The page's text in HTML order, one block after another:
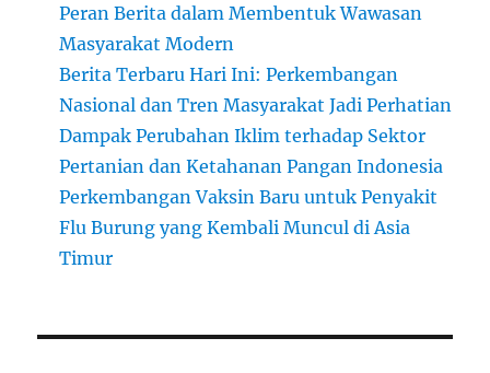
Peran Berita dalam Membentuk Wawasan
Masyarakat Modern
Berita Terbaru Hari Ini: Perkembangan
Nasional dan Tren Masyarakat Jadi Perhatian
Dampak Perubahan Iklim terhadap Sektor
Pertanian dan Ketahanan Pangan Indonesia
Perkembangan Vaksin Baru untuk Penyakit
Flu Burung yang Kembali Muncul di Asia
Timur